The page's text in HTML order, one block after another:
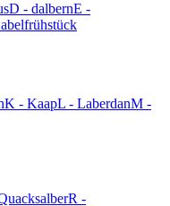
D - dalbernE -
K - KaapL - LaberdanM -
R -